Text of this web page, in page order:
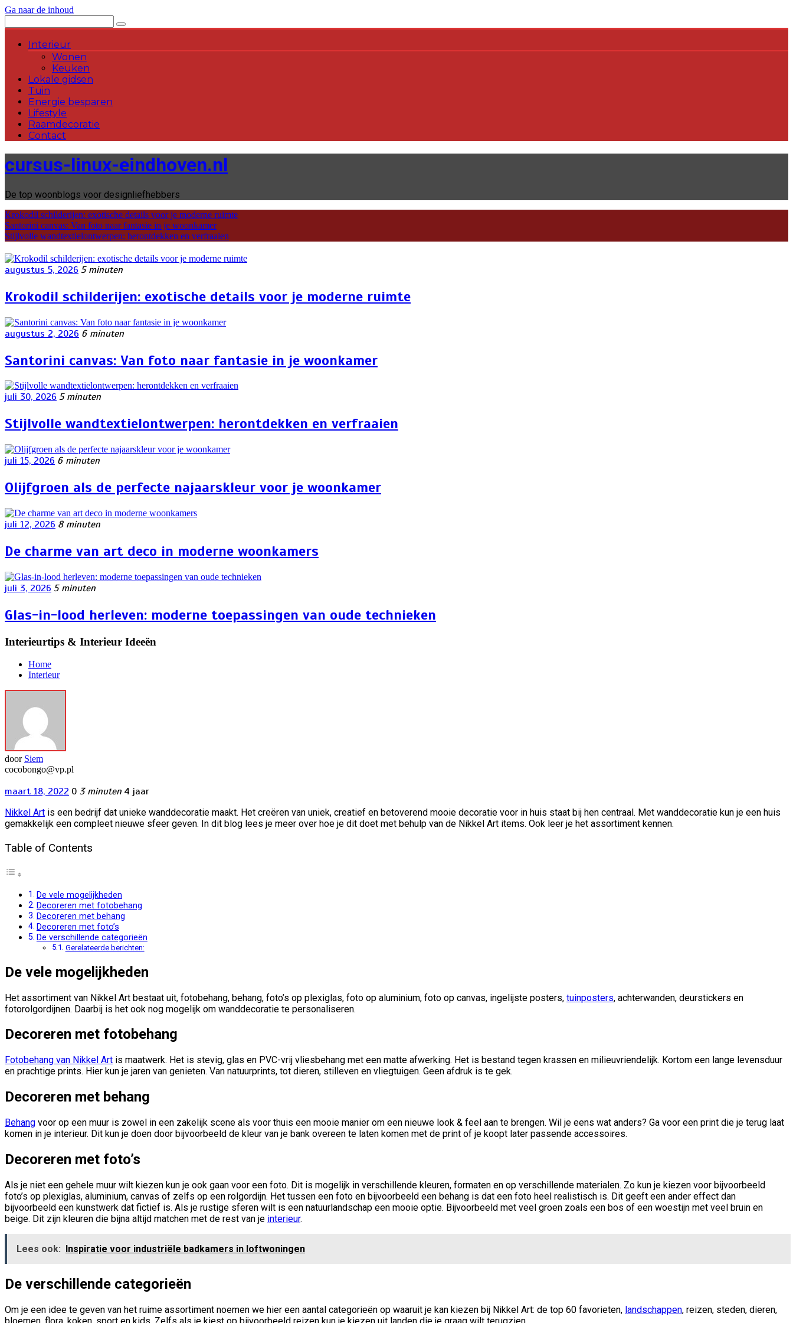
Ga naar de inhoud
Interieur
Wonen
Keuken
Lokale gidsen
Tuin
Energie besparen
Lifestyle
Raamdecoratie
Contact
cursus-linux-eindhoven.nl
De top woonblogs voor designliefhebbers
Krokodil schilderijen: exotische details voor je moderne ruimte
Santorini canvas: Van foto naar fantasie in je woonkamer
Stijlvolle wandtextielontwerpen: herontdekken en verfraaien
augustus 5, 2026 5 minuten
Krokodil schilderijen: exotische details voor je moderne ruimte
augustus 2, 2026 6 minuten
Santorini canvas: Van foto naar fantasie in je woonkamer
juli 30, 2026 5 minuten
Stijlvolle wandtextielontwerpen: herontdekken en verfraaien
juli 15, 2026 6 minuten
Olijfgroen als de perfecte najaarskleur voor je woonkamer
juli 12, 2026 8 minuten
De charme van art deco in moderne woonkamers
juli 3, 2026 5 minuten
Glas-in-lood herleven: moderne toepassingen van oude technieken
Interieurtips & Interieur Ideeën
Home
Interieur
door Siem
cocobongo@vp.pl
maart 18, 2022 0 3 minuten 4 jaar
Nikkel Art is een bedrijf dat unieke wanddecoratie maakt. Het creëren van uniek, creatief en betoverend mooie decoratie voor in huis staat bij hen centraal. Met wanddecoratie kun je een huis
gemakkelijk een compleet nieuwe sfeer geven. In dit blog lees je meer over hoe je dit doet met behulp van de Nikkel Art items. Ook leer je het assortiment kennen.
Table of Contents
De vele mogelijkheden
Decoreren met fotobehang
Decoreren met behang
Decoreren met foto’s
De verschillende categorieën
Gerelateerde berichten:
De vele mogelijkheden
Het assortiment van Nikkel Art bestaat uit, fotobehang, behang, foto’s op plexiglas, foto op aluminium, foto op canvas, ingelijste posters, tuinposters, achterwanden, deurstickers en
fotorolgordijnen. Daarbij is het ook nog mogelijk om wanddecoratie te personaliseren.
Decoreren met fotobehang
Fotobehang van Nikkel Art is maatwerk. Het is stevig, glas en PVC-vrij vliesbehang met een matte afwerking. Het is bestand tegen krassen en milieuvriendelijk. Kortom een lange levensduur
en prachtige prints. Hier kun je jaren van genieten. Van natuurprints, tot dieren, stilleven en vliegtuigen. Geen afdruk is te gek.
Decoreren met behang
Behang voor op een muur is zowel in een zakelijk scene als voor thuis een mooie manier om een nieuwe look & feel aan te brengen. Wil je eens wat anders? Ga voor een print die je terug laat
komen in je interieur. Dit kun je doen door bijvoorbeeld de kleur van je bank overeen te laten komen met de print of je koopt later passende accessoires.
Decoreren met foto’s
Als je niet een gehele muur wilt kiezen kun je ook gaan voor een foto. Dit is mogelijk in verschillende kleuren, formaten en op verschillende materialen. Zo kun je kiezen voor bijvoorbeeld
foto’s op plexiglas, aluminium, canvas of zelfs op een rolgordijn. Het tussen een foto en bijvoorbeeld een behang is dat een foto heel realistisch is. Dit geeft een ander effect dan
bijvoorbeeld een kunstwerk dat fictief is. Als je rustige sferen wilt is een natuurlandschap een mooie optie. Bijvoorbeeld met veel groen zoals een bos of een woestijn met veel bruin en
beige. Dit zijn kleuren die bijna altijd matchen met de rest van je interieur.
Lees ook: Inspiratie voor industriële badkamers in loftwoningen
De verschillende categorieën
Om je een idee te geven van het ruime assortiment noemen we hier een aantal categorieën op waaruit je kan kiezen bij Nikkel Art: de top 60 favorieten, landschappen, reizen, steden, dieren,